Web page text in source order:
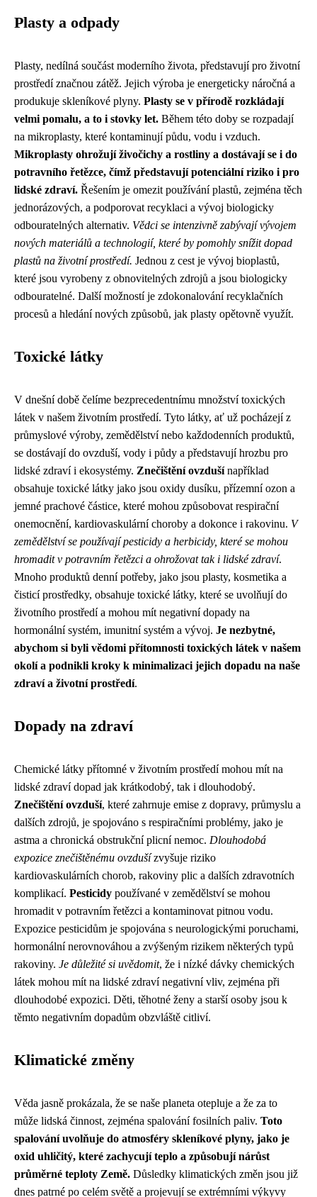
Plasty a odpady
Plasty, nedílná součást moderního života, představují pro životní
prostředí značnou zátěž. Jejich výroba je energeticky náročná a
produkuje skleníkové plyny. Plasty se v přírodě rozkládají
velmi pomalu, a to i stovky let. Během této doby se rozpadají
na mikroplasty, které kontaminují půdu, vodu i vzduch.
Mikroplasty ohrožují živočichy a rostliny a dostávají se i do
potravního řetězce, čímž představují potenciální riziko i pro
lidské zdraví. Řešením je omezit používání plastů, zejména těch
jednorázových, a podporovat recyklaci a vývoj biologicky
odbouratelných alternativ. Vědci se intenzivně zabývají vývojem
nových materiálů a technologií, které by pomohly snížit dopad
plastů na životní prostředí. Jednou z cest je vývoj bioplastů,
které jsou vyrobeny z obnovitelných zdrojů a jsou biologicky
odbouratelné. Další možností je zdokonalování recyklačních
procesů a hledání nových způsobů, jak plasty opětovně využít.
Toxické látky
V dnešní době čelíme bezprecedentnímu množství toxických
látek v našem životním prostředí. Tyto látky, ať už pocházejí z
průmyslové výroby, zemědělství nebo každodenních produktů,
se dostávají do ovzduší, vody i půdy a představují hrozbu pro
lidské zdraví i ekosystémy. Znečištění ovzdušínapříklad
obsahuje toxické látky jako jsou oxidy dusíku, přízemní ozon a
jemné prachové částice, které mohou způsobovat respirační
onemocnění, kardiovaskulární choroby a dokonce i rakovinu. V
zemědělství se používají pesticidy a herbicidy, které se mohou
hromadit v potravním řetězci a ohrožovat tak i lidské zdraví.
Mnoho produktů denní potřeby, jako jsou plasty, kosmetika a
čisticí prostředky, obsahuje toxické látky, které se uvolňují do
životního prostředí a mohou mít negativní dopady na
hormonální systém, imunitní systém a vývoj. Je nezbytné,
abychom si byli vědomi přítomnosti toxických látek v našem
okolí a podnikli kroky k minimalizaci jejich dopadu na naše
zdraví a životní prostředí.
Dopady na zdraví
Chemické látky přítomné v životním prostředí mohou mít na
lidské zdraví dopad jak krátkodobý, tak i dlouhodobý.
Znečištění ovzduší, které zahrnuje emise z dopravy, průmyslu a
dalších zdrojů, je spojováno s respiračními problémy, jako je
astma a chronická obstrukční plicní nemoc. Dlouhodobá
expozice znečištěnému ovzdušízvyšuje riziko
kardiovaskulárních chorob, rakoviny plic a dalších zdravotních
komplikací. Pesticidy používané v zemědělství se mohou
hromadit v potravním řetězci a kontaminovat pitnou vodu.
Expozice pesticidům je spojována s neurologickými poruchami,
hormonální nerovnováhou a zvýšeným rizikem některých typů
rakoviny. Je důležité si uvědomit, že i nízké dávky chemických
látek mohou mít na lidské zdraví negativní vliv, zejména při
dlouhodobé expozici. Děti, těhotné ženy a starší osoby jsou k
těmto negativním dopadům obzvláště citliví.
Klimatické změny
Věda jasně prokázala, že se naše planeta otepluje a že za to
může lidská činnost, zejména spalování fosilních paliv. Toto
spalování uvolňuje do atmosféry skleníkové plyny, jako je
oxid uhličitý, které zachycují teplo a způsobují nárůst
průměrné teploty Země. Důsledky klimatických změn jsou již
dnes patrné po celém světě a projevují se extrémními výkyvy